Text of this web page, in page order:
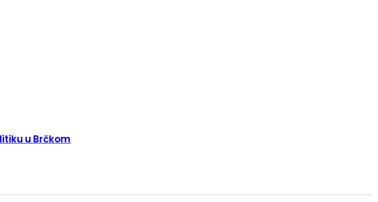
u Brčkom